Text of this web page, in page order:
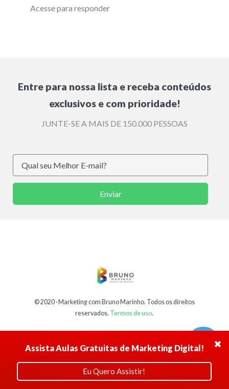
Assista Aulas Gratuitas de Marketing Digital!
Eu Quero Assistir!
Acesse para responder
Entre para nossa lista e receba conteúdos
exclusivos e com prioridade!
JUNTE-SE A MAIS DE 150.000 PESSOAS
Enviar
© 2020 ·Marketing com Bruno Marinho. Todos os direitos
reservados. Termos de uso.